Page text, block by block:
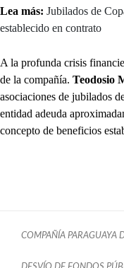
Lea más: Jubilados de
establecido en contrato
A la profunda crisis
de la compañía. Teodosio
asociaciones de jubilados
entidad adeuda
concepto de beneficios
COMPAÑÍA PARAGUAYA